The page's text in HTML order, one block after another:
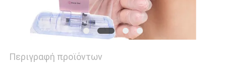
Περιγραφή προϊόντων